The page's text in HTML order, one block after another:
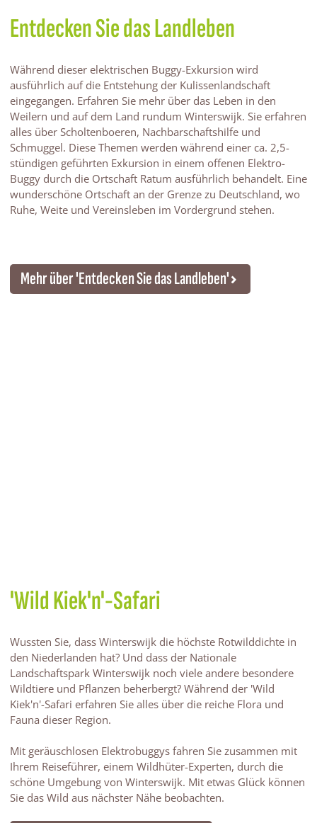
Entdecken Sie das Landleben
Während dieser elektrischen Buggy-Exkursion wird
ausführlich auf die Entstehung der Kulissenlandschaft
eingegangen. Erfahren Sie mehr über das Leben in den
Weilern und auf dem Land rundum Winterswijk. Sie erfahren
alles über Scholtenboeren, Nachbarschaftshilfe und
Schmuggel. Diese Themen werden während einer ca. 2,5-
stündigen geführten Exkursion in einem offenen Elektro-
Buggy durch die Ortschaft Ratum ausführlich behandelt. Eine
wunderschöne Ortschaft an der Grenze zu Deutschland, wo
Ruhe, Weite und Vereinsleben im Vordergrund stehen.
Mehr über 'Entdecken Sie das Landleben'
'Wild Kiek'n'-Safari
Wussten Sie, dass Winterswijk die höchste Rotwilddichte in
den Niederlanden hat? Und dass der Nationale
Landschaftspark Winterswijk noch viele andere besondere
Wildtiere und Pflanzen beherbergt? Während der 'Wild
Kiek'n'-Safari erfahren Sie alles über die reiche Flora und
Fauna dieser Region.
Mit geräuschlosen Elektrobuggys fahren Sie zusammen mit
Ihrem Reiseführer, einem Wildhüter-Experten, durch die
schöne Umgebung von Winterswijk. Mit etwas Glück können
Sie das Wild aus nächster Nähe beobachten.